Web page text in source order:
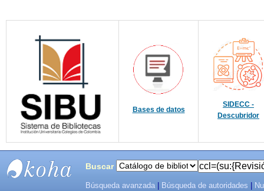
Bases de datos
SIDECC -
Descubridor
Buscar
Búsqueda avanzada Búsqueda de autoridades